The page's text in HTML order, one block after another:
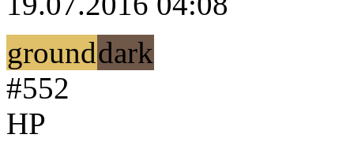
grounddark
#552
HP